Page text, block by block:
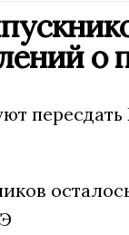
о
пересдать